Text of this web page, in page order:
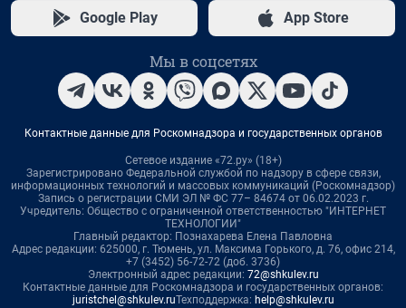
Google Play App Store
Мы в соцсетях
Контактные данные для Роскомнадзора и государственных органов
Сетевое издание «72.ру» (18+)
Зарегистрировано Федеральной службой по надзору в сфере связи,
информационных технологий и массовых коммуникаций (Роскомнадзор)
Запись о регистрации СМИ ЭЛ № ФС 77– 84674 от 06.02.2023 г.
Учредитель: Общество с ограниченной ответственностью "ИНТЕРНЕТ
ТЕХНОЛОГИИ"
Главный редактор: Познахарева Елена Павловна
Адрес редакции: 625000, г. Тюмень, ул. Максима Горького, д. 76, офис 214,
+7 (3452) 56-72-72 (доб. 3736)
Электронный адрес редакции: 72@shkulev.ru
Контактные данные для Роскомнадзора и государственных органов:
juristchel@shkulev.ruТехподдержка: help@shkulev.ru